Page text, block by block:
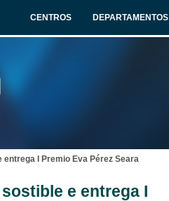
CENTROS DEPARTAMENTOS
I Premio Eva Pérez Seara
e entrega I